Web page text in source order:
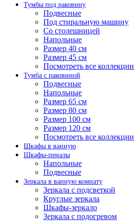
Тумбы под раковину
Подвесные
Под стиральную машину
Со столешницей
Напольные
Размер 40 см
Размер 45 см
Посмотреть все коллекции
Тумба с раковиной
Подвесные
Напольные
Размер 65 см
Размер 80 см
Размер 100 см
Размер 120 см
Посмотреть все коллекции
Шкафы в ванную
Шкафы-пеналы
Напольные
Подвесные
Зеркала в ванную комнату
Зеркала с подсветкой
Круглые зеркала
Шкафы-зеркало
Зеркала с подогревом